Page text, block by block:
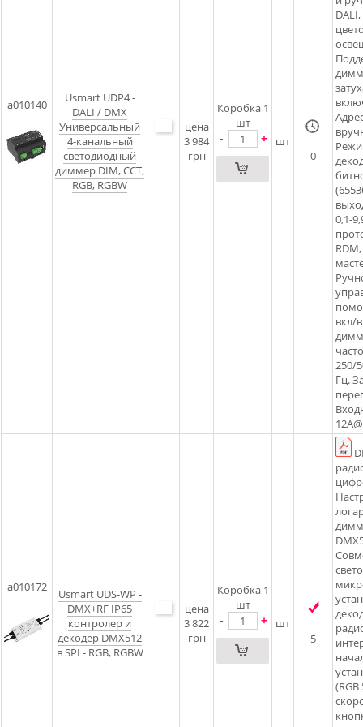
a010140
Usmart UDP4 -
DALI / DMX
Универсальный
4-канальный
светодиодный
диммер DIM, CCT,
RGB, RGBW
цена
3 984
грн
Коробка 1
шт
- +
шт
0
0,1-
вкл/
250/
Гц.
a010172
Usmart UDS-WP -
DMX+RF IP65
контролер и
декодер DMX512
в SPI - RGB, RGBW
цена
3 822
грн
Коробка 1
шт
- +
шт
5